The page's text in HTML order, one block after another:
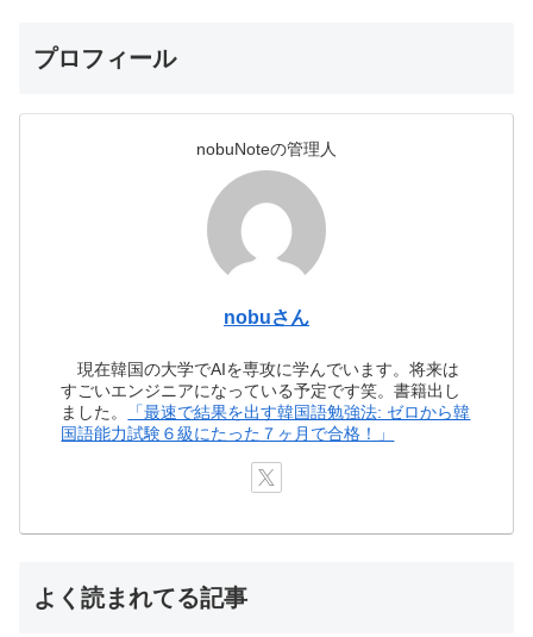
プロフィール
nobuNoteの管理人
nobuさん
現在韓国の大学でAIを専攻に学んでいます。将来は
すごいエンジニアになっている予定です笑。書籍出し
ました。
「最速で結果を出す韓国語勉強法: ゼロから韓
国語能力試験６級にたった７ヶ月で合格！」
よく読まれてる記事